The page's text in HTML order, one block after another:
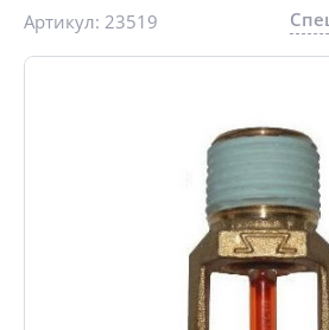
Артикул: 23519